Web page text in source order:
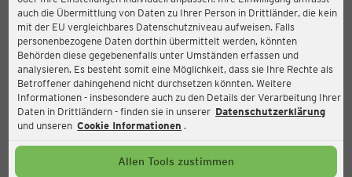
auch die Übermittlung von Daten zu Ihrer Person in Drittländer, die kein
mit der EU vergleichbares Datenschutzniveau aufweisen. Falls
personenbezogene Daten dorthin übermittelt werden, könnten
Behörden diese gegebenenfalls unter Umständen erfassen und
analysieren. Es besteht somit eine Möglichkeit, dass sie Ihre Rechte als
Betroffener dahingehend nicht durchsetzen könnten. Weitere
Informationen - insbesondere auch zu den Details der Verarbeitung Ihrer
Daten in Drittländern - finden sie in unserer Datenschutzerklärung
und unseren Cookie Informationen .
Allen Tools zustimmen
Ernsting's family
Hertzstraße 2-4, 76287 Rheinstetten
Aktuell:
Geschlossen
Service Hotline